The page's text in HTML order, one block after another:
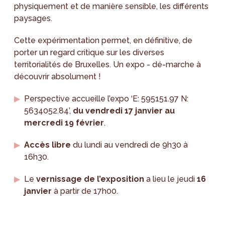
physiquement et de manière sensible, les différents
paysages.
Cette expérimentation permet, en définitive, de
porter un regard critique sur les diverses
territorialités de Bruxelles. Un expo - dé-marche à
découvrir absolument !
Perspective accueille l’expo ‘E: 595151.97 N:
5634052.84’, du vendredi 17 janvier au
mercredi 19 février.
Accès libre du lundi au vendredi de 9h30 à
16h30.
Levernissage de l’exposition a lieu le jeudi16
janvier à partir de 17h00.